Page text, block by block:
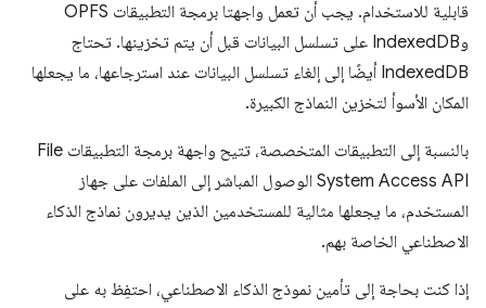
قابلية للاستخدام. يجب أن تعمل واجهتا برمجة التطبيقات OPFS
وIndexedDB على تسلسل البيانات قبل أن يتم تخزينها. تحتاج
IndexedDB أيضًا إلى إلغاء تسلسل البيانات عند استرجاعها، ما يجعلها
المكان الأسوأ لتخزين النماذج الكبيرة.
بالنسبة إلى التطبيقات المتخصصة، تتيح واجهة برمجة التطبيقات File
System Access API الوصول المباشر إلى الملفات على جهاز
المستخدم، ما يجعلها مثالية للمستخدمين الذين يديرون نماذج الذكاء
الاصطناعي الخاصة بهم.
إذا كنت بحاجة إلى تأمين نموذج الذكاء الاصطناعي، احتفِظ به على